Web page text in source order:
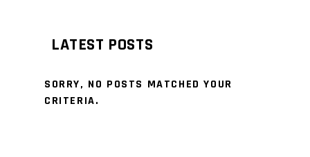
LATEST POSTS
SORRY, NO POSTS MATCHED YOUR
CRITERIA.